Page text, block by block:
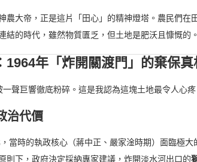
農大帝，正是這片「田心」的精神燈塔。農民們
結的時代，雖然物質匱乏，但土地是肥沃且慷慨的。
1964年「炸開關渡門」的棄保真
聲巨響徹底粉碎。這是我認為這塊土地最令人心
治代價
當時的執政核心（蔣中正、嚴家淦時期）面臨極
則下，政府決定採納專家建議，炸開淡水河出口的